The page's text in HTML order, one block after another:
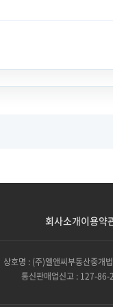
회사소개이용약
상호명 : (주)엘앤씨부동산중개
통신판매업신고 : 127-